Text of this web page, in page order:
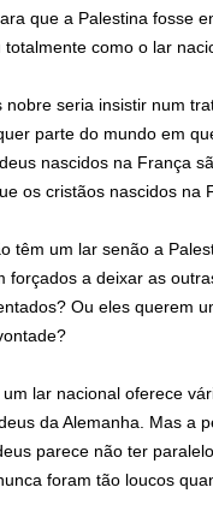
que a Palestina fosse
como o lar
nobre seria insistir num
parte do mundo em
nascidos na França
os cristãos nascidos na
têm um lar senão a
forçados a deixar as
Ou eles querem
lar nacional oferece
da Alemanha. Mas a
parece não ter
foram tão loucos